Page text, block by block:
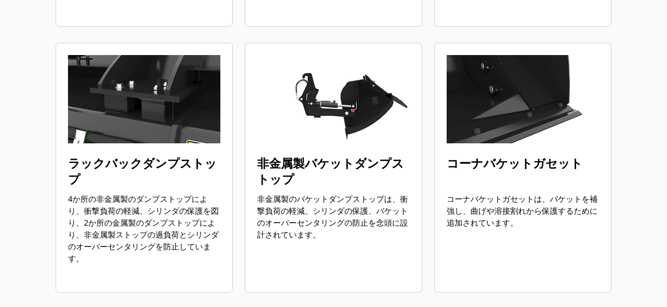
ラックバックダンプストッ
プ
4か所の非金属製のダンプストップによ
り、衝撃負荷の軽減、シリンダの保護を図
り、2か所の金属製のダンプストップによ
り、非金属製ストップの過負荷とシリンダ
のオーバーセンタリングを防止していま
す。
非金属製バケットダンプス
トップ
非金属製のバケットダンプストップは、衝
撃負荷の軽減、シリンダの保護、バケット
のオーバーセンタリングの防止を念頭に設
計されています。
コーナバケットガセット
コーナバケットガセットは、バケットを補
強し、曲げや溶接割れから保護するために
追加されています。